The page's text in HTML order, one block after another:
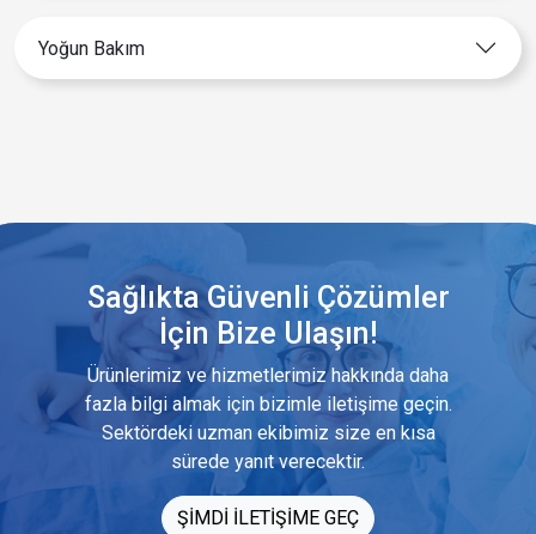
Yoğun Bakım
Sağlıkta Güvenli Çözümler
İçin Bize Ulaşın!
Ürünlerimiz ve hizmetlerimiz hakkında daha
fazla bilgi almak için bizimle iletişime geçin.
Sektördeki uzman ekibimiz size en kısa
sürede yanıt verecektir.
ŞİMDİ İLETİŞİME GEÇ